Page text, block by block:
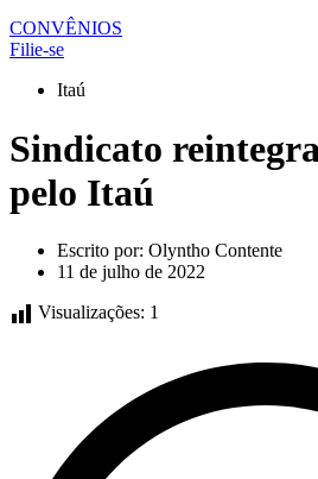
CONVÊNIOS
Filie-se
Itaú
Sindicato
pelo Itaú
Escrito por: Olyntho Contente
11 de julho de 2022
Visualizações: 1